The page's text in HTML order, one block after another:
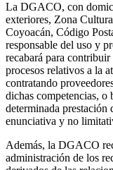
La DGACO, con
exteriores, Zona
Coyoacán, Código
responsable del uso y
recabará para
procesos relativos a la
contratando
dichas competencias,
determinada prestación
enunciativa y no
Además, la DGACO
administración de los